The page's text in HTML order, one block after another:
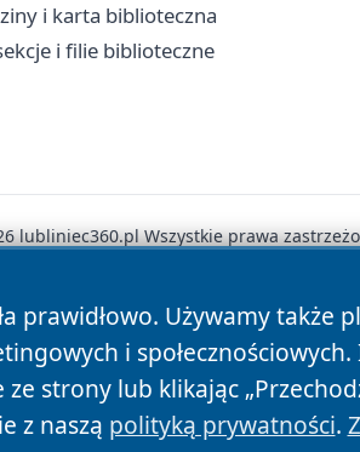
i karta biblioteczna
i filie biblioteczne
prawidłowo. Używamy
i
strony lub klikając
z naszą polityką prywatności.
lubliniec360.pl Wszystkie prawa
Polityka Prywatności Polityka